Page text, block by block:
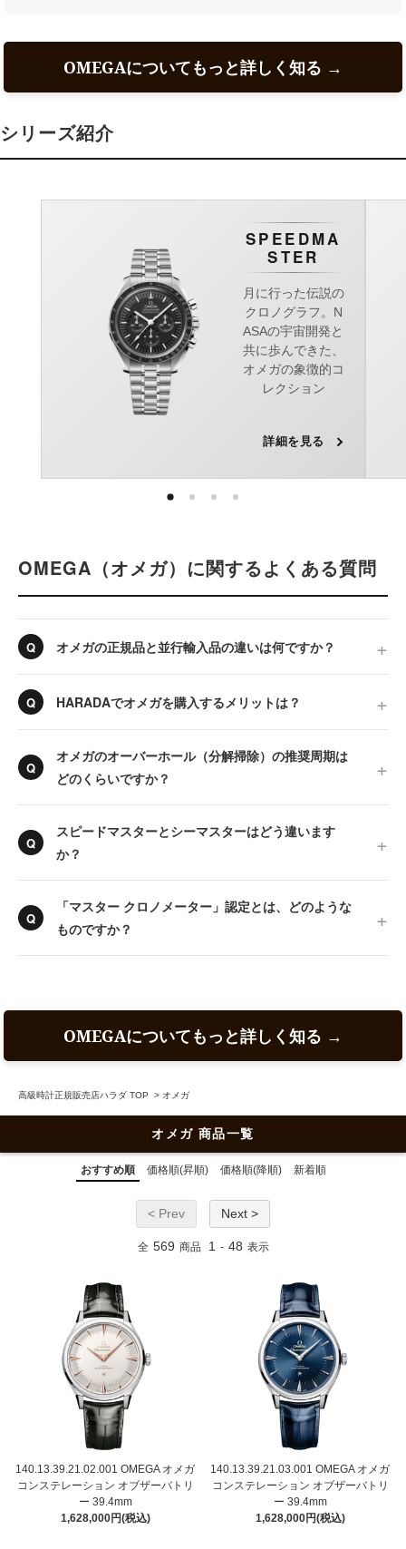
OMEGAについてもっと詳しく知る →
シリーズ紹介
SPEEDMA
STER
月に行った伝説の
クロノグラフ。N
ASAの宇宙開発と
共に歩んできた、
オメガの象徴的コ
レクション
詳細を見る
OMEGA（オメガ）に関するよくある質問
オメガの正規品と並行輸入品の違いは何ですか？
HARADAでオメガを購入するメリットは？
オメガのオーバーホール（分解掃除）の推奨周期は
どのくらいですか？
スピードマスターとシーマスターはどう違います
か？
「マスター クロノメーター」認定とは、どのような
ものですか？
OMEGAについてもっと詳しく知る →
高級時計正規販売店ハラダ TOP > オメガ
オメガ 商品一覧
おすすめ順 価格順(昇順) 価格順(降順) 新着順
< Prev Next >
全 569 商品 1 - 48 表示
140.13.39.21.02.001 OMEGA オメガ
コンステレーション オブザーバトリ
ー 39.4mm
1,628,000円(税込)
140.13.39.21.03.001 OMEGA オメガ
コンステレーション オブザーバトリ
ー 39.4mm
1,628,000円(税込)